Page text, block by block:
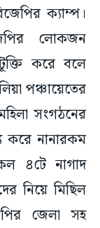
ক্যাম্প।
লোকজন
করে বলে
পঞ্চায়েতের
সংগঠনের
করে নানারকম
৪টে নাগাদ
নিয়ে মিছিল
জেলা সহ